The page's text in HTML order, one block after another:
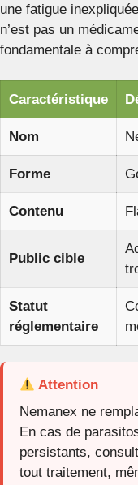
une fatigue
n’est pas un
fondamentale à
Caractéristique
Nom
Forme
Contenu
Public cible
Statut
réglementaire
Attention
Nemanex ne
En cas de
persistants,
tout traitement,